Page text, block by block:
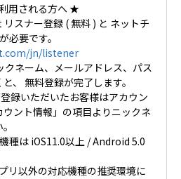
用される方へ ★
スナー登録 ( 無料 ) と ネットチ
必要です。
jn/listener
クネーム、メールアドレス、パス
、 無料登録が完了します。
録いただいたお客様はアカウン
ウント情報」の項目よりニックネ
種は iOS11.0以上 / Android 5.0
リ以外の対応機種の推奨環境に